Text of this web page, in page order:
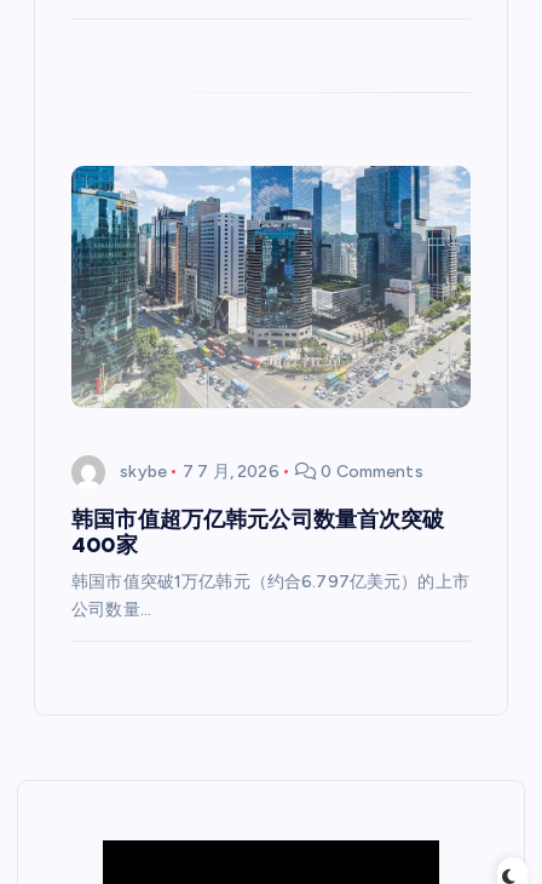
skybe 7 7 月, 2026 0 Comments
韩国市值超万亿韩元公司数量首次突破
400家
韩国市值突破1万亿韩元（约合6.797亿美元）的上市
公司数量…